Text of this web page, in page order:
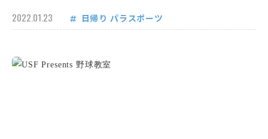
2022.01.23 日帰り パラスポーツ